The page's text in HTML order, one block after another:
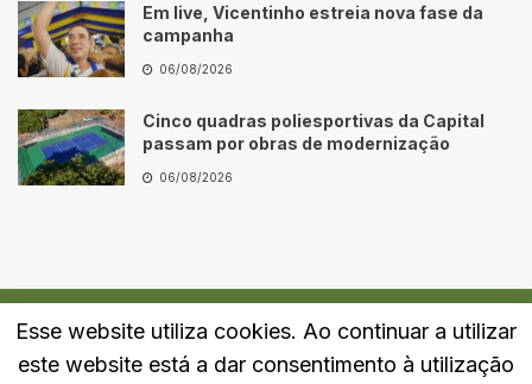
Em live, Vicentinho estreia nova fase da
campanha
06/08/2026
Cinco quadras poliesportivas da Capital
passam por obras de modernização
06/08/2026
Quem Somos Fale Conosco Política de Privacidade
Esse website utiliza cookies. Ao continuar a utilizar
este website está a dar consentimento à utilização